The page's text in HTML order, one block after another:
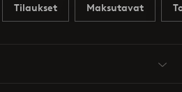
Tilaukset Maksutavat